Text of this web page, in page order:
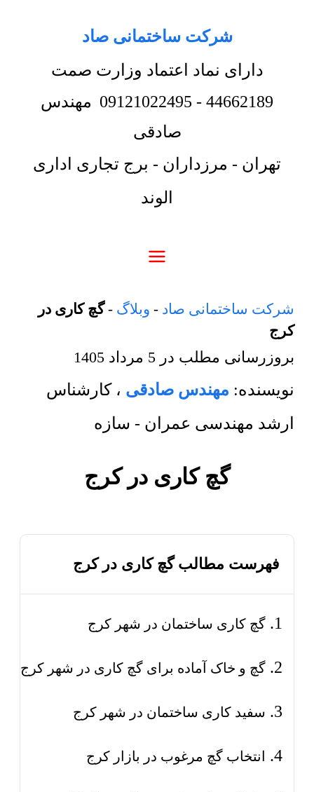
شرکت ساختمانی صاد
دارای نماد اعتماد وزارت صمت
44662189
-
09121022495 مهندس
صادقی
تهران - مرزداران - برج تجاری اداری
الوند
شرکت ساختمانی صاد - وبلاگ -گچ کاری در
کرج
بروزرسانی مطلب در 5 مرداد 1405
نویسنده: مهندس صادقی ،کارشناس
ارشد مهندسی عمران - سازه
گچ کاری در کرج
فهرست مطالب گچ کاری در کرج
گچ کاری ساختمان در شهر کرج
گچ و خاک آماده برای گچ کاری در شهر کرج
سفید کاری ساختمان در شهر کرج
انتخاب گچ مرغوب در بازار کرج